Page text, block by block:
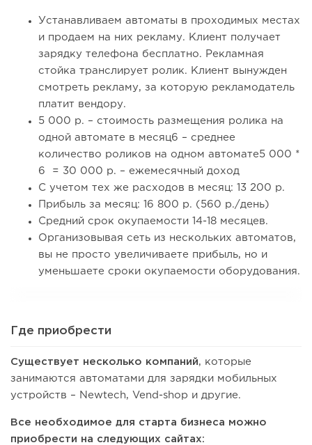
Устанавливаем автоматы в проходимых местах
и продаем на них рекламу. Клиент получает
зарядку телефона бесплатно. Рекламная
стойка транслирует ролик. Клиент вынужден
смотреть рекламу, за которую рекламодатель
платит вендору.
5 000 р. – стоимость размещения ролика на
одной автомате в месяц6 – среднее
количество роликов на одном автомате5 000 *
6 = 30 000 р. – ежемесячный доход
С учетом тех же расходов в месяц: 13 200 р.
Прибыль за месяц: 16 800 р. (560 р./день)
Средний срок окупаемости 14-18 месяцев.
Организовывая сеть из нескольких автоматов,
вы не просто увеличиваете прибыль, но и
уменьшаете сроки окупаемости оборудования.
Где приобрести
Существует несколько компаний, которые
занимаются автоматами для зарядки мобильных
устройств – Newtech, Vend-shop и другие.
Все необходимое для старта бизнеса можно
приобрести на следующих сайтах: